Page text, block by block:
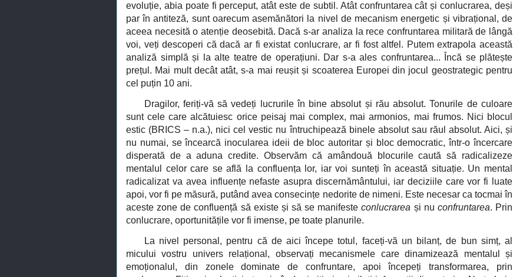
evoluție, abia poate fi perceput, atât este de subtil. Atât confruntarea cât și conlucrarea, deși
par în antiteză, sunt oarecum asemănători la nivel de mecanism energetic și vibrațional, de
aceea necesită o atenție deosebită. Dacă s-ar analiza la rece confruntarea militară de lângă
voi, veți descoperi că dacă ar fi existat conlucrare, ar fi fost altfel. Putem extrapola această
analiză simplă și la alte teatre de operațiuni. Dar s-a ales confruntarea... Încă se plătește
prețul. Mai mult decât atât, s-a mai reușit și scoaterea Europei din jocul geostrategic pentru
cel puțin 10 ani.
Dragilor, feriți-vă să vedeți lucrurile în bine absolut și rău absolut. Tonurile de culoare
sunt cele care alcătuiesc orice peisaj mai complex, mai armonios, mai frumos. Nici blocul
estic (BRICS – n.a.), nici cel vestic nu întruchipează binele absolut sau răul absolut. Aici, și
nu numai, se încearcă inocularea ideii de bloc autoritar și bloc democratic, într-o încercare
disperată de a aduna credite. Observăm că amândouă blocurile caută să radicalizeze
mentalul celor care se află la confluența lor, iar voi sunteți în această situație. Un mental
radicalizat va avea influențe nefaste asupra discernământului, iar deciziile care vor fi luate
apoi, vor fi pe măsură, putând avea consecințe nedorite de nimeni. Este necesar ca tocmai în
aceste zone de confluență să existe și să se manifesteconlucrarea și nu confruntarea. Prin
conlucrare, oportunitățile vor fi imense, pe toate planurile.
La nivel personal, pentru că de aici începe totul, faceți-vă un bilanț, de bun simț, al
micului vostru univers relațional, observați mecanismele care dinamizează mentalul și
emoționalul, din zonele dominate de confruntare, apoi începeți transformarea, prin